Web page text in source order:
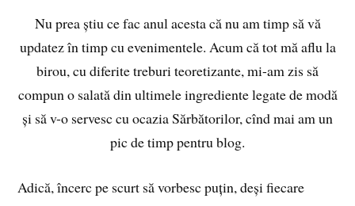
Nu prea știu ce fac anul acesta că nu am timp să vă
updatez în timp cu evenimentele. Acum că tot mă aflu la
birou, cu diferite treburi teoretizante, mi-am zis să
compun o salată din ultimele ingrediente legate de modă
și să v-o servesc cu ocazia Sărbătorilor, cînd mai am un
pic de timp pentru blog.
Adică, încerc pe scurt să vorbesc puțin, deși fiecare